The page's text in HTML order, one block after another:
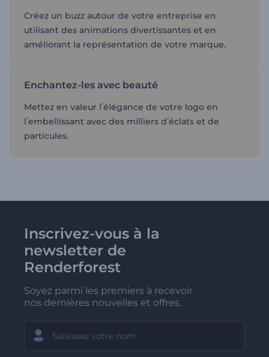
Créez un buzz autour de votre entreprise en
utilisant des animations divertissantes et en
améliorant la représentation de votre marque.
Enchantez-les avec beauté
Mettez en valeur l՛élégance de votre logo en
l՛embellissant avec des milliers d՛éclats et de
particules.
Inscrivez-vous à la
newsletter de
Renderforest
Soyez parmi les premiers à recevoir
nos dernières nouvelles et offres.